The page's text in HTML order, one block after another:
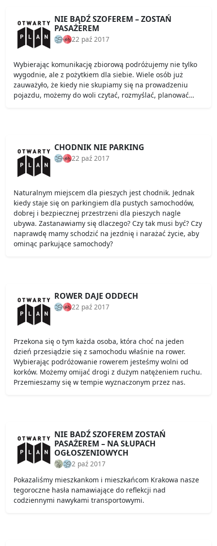
NIE BĄDŹ SZOFEREM – ZOSTAŃ
PASAŻEREM
22 paź 2017
Wybierając komunikację zbiorową podróżujemy nie tylko
wygodnie, ale z pożytkiem dla siebie. Wiele osób już
zauważyło, że kiedy nie skupiamy się na prowadzeniu
pojazdu, możemy do woli czytać, rozmyślać, planować…
CHODNIK NIE PARKING
22 paź 2017
Naturalnym miejscem dla pieszych jest chodnik. Jednak
kiedy staje się on parkingiem dla pustych samochodów,
dobrej i bezpiecznej przestrzeni dla pieszych nagle
ubywa. Zastanawiamy się dlaczego? Czy tak musi być? Czy
naprawdę mamy schodzić na jezdnię i narażać życie, aby
ominąc parkujące samochody?
ROWER DAJE ODDECH
22 paź 2017
Przekona się o tym każda osoba, która choć na jeden
dzień przesiądzie się z samochodu właśnie na rower.
Wybierając podróżowanie rowerem jesteśmy wolni od
korków. Możemy omijać drogi z dużym natężeniem ruchu.
Przemieszamy się w tempie wyznaczonym przez nas.
NIE BADŹ SZOFEREM ZOSTAŃ
PASAŻEREM – NA SŁUPACH
OGŁOSZENIOWYCH
2 paź 2017
Pokazaliśmy mieszkankom i mieszkańcom Krakowa nasze
tegoroczne hasła namawiające do reflekcji nad
codziennymi nawykami transportowymi.